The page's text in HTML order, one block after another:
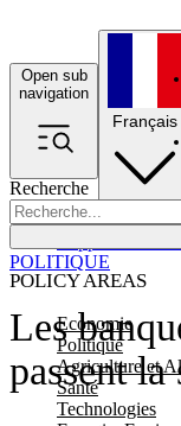
Open sub
navigation
Recherche
POLICY AREAS
Economie
Politique
Agriculture et
Santé
Technologies
Français
Les
passent
POLITIQUE